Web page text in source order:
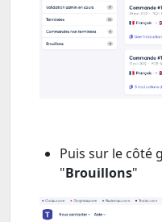
Puis sur le côté
"Brouillons"